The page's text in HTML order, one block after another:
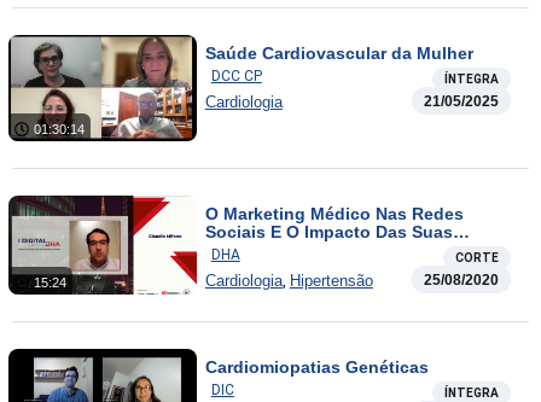
01:30:14
Saúde Cardiovascular da Mulher
DCC CP ÍNTEGRA
Cardiologia 21/05/2025
15:24
O Marketing Médico Nas Redes
Sociais E O Impacto Das Suas
Publicações
DHA CORTE
Cardiologia, Hipertensão 25/08/2020
Cardiomiopatias Genéticas
DIC ÍNTEGRA